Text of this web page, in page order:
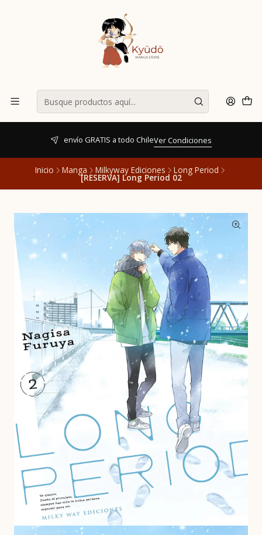
envío GRATIS a todo ChileVer Condiciones
Inicio Manga Milkyway Ediciones Long Period
[RESERVA] Long Period 02